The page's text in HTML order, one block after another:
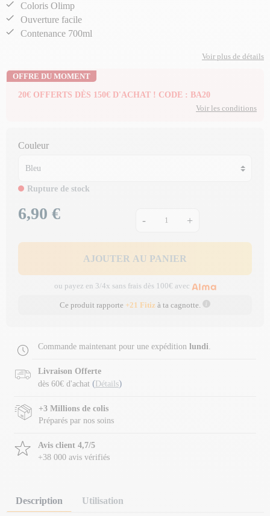
Coloris Olimp
Ouverture facile
Contenance 700ml
Voir plus de détails
OFFRE DU MOMENT
20€ OFFERTS DÈS 150€ D'ACHAT ! CODE : BA20
Voir les conditions
Couleur
Rupture de stock
Prix
6,90 € - +
AJOUTER AU PANIER
ou payez en 3/4x sans frais dès 100€ avec
Ce produit rapporte +21 Fitiz à ta cagnotte.
Commande maintenant pour une expédition lundi.
Livraison Offerte
dès 60€ d'achat ( Détails)
+3 Millions de colis
Préparés par nos soins
Avis client 4,7/5
+38 000 avis vérifiés
Description Utilisation